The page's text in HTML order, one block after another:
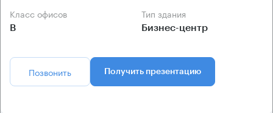
Класс офисов
B
Тип здания
Бизнес-центр
Позвонить Получить презентацию